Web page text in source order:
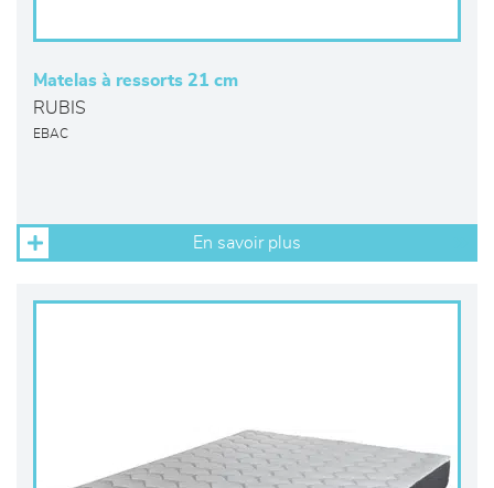
Matelas à ressorts 21 cm
RUBIS
EBAC
En savoir plus